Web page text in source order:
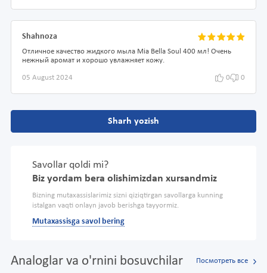
Shahnoza
Отличное качество жидкого мыла Mia Bella Soul 400 мл! Очень
нежный аромат и хорошо увлажняет кожу.
05 August 2024 0 0
Sharh yozish
Savollar qoldi mi?
Biz yordam bera olishimizdan xursandmiz
Bizning mutaxassislarimiz sizni qiziqtirgan savollarga kunning
istalgan vaqti onlayn javob berishga tayyormiz.
Mutaxassisga savol bering
Analoglar va o'rnini bosuvchilar Посмотреть все